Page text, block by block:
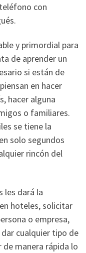
con
y primordial para
de aprender un
si están de
en hacer
hacer alguna
o familiares.
se tiene la
solo segundos
rincón del
les dará la
hoteles, solicitar
o empresa,
cualquier tipo de
manera rápida lo